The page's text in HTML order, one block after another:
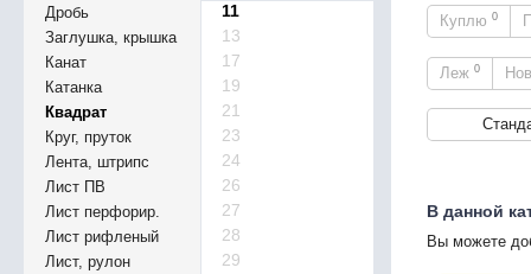
Дробь
Заглушка, крышка
Канат
Катанка
Квадрат
Круг, пруток
Лента, штрипс
Лист ПВ
Лист перфорир.
Лист рифленый
Лист, рулон
11
13
17
19
21
23
24
26
27
28
29
Куплю 0
Леж 0
В данной
Вы можете